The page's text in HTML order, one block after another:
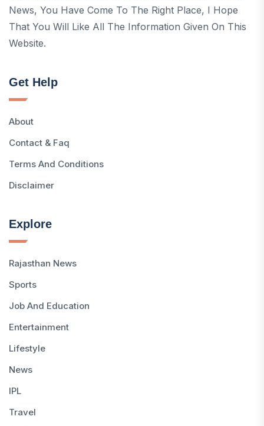
News, You Have Come To The Right Place, I Hope
That You Will Like All The Information Given On This
Website.
Get Help
About
Contact & Faq
Terms And Conditions
Disclaimer
Explore
Rajasthan News
Sports
Job And Education
Entertainment
Lifestyle
News
IPL
Travel